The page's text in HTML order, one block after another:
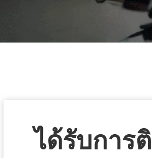
ได้รับการ